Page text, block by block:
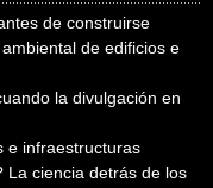
de construirse
de edificios e
la divulgación en
e infraestructuras
La ciencia detrás de los